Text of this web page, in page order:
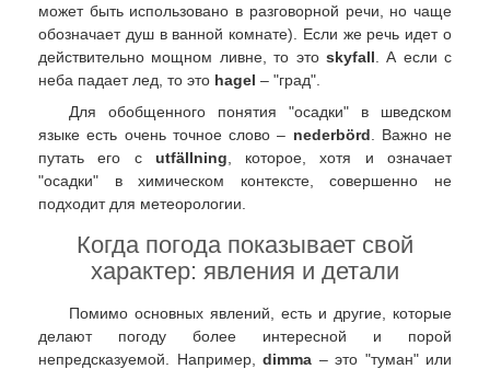
может быть использовано в разговорной речи, но чаще
обозначает душ в ванной комнате). Если же речь идет о
действительно мощном ливне, то это skyfall . А если с
неба падает лед, то это hagel – "град".
Для обобщенного понятия "осадки" в шведском
языке есть очень точное слово – nederbörd . Важно не
путать его с utfällning , которое, хотя и означает
"осадки" в химическом контексте, совершенно не
подходит для метеорологии.
Когда погода показывает свой
характер: явления и детали
Помимо основных явлений, есть и другие, которые
делают погоду более интересной и порой
непредсказуемой. Например, dimma – это "туман" или